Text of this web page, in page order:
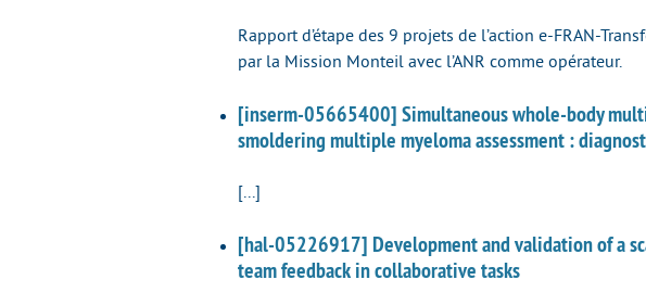
Rapport d’étape des 9 projets de l’action e-FRAN-
par la Mission Monteil avec l’ANR comme opérateur.
[inserm-05665400] Simultaneous whole-body
smoldering multiple myeloma assessment :
[...]
[hal-05226917] Development and validation of a
team feedback in collaborative tasks